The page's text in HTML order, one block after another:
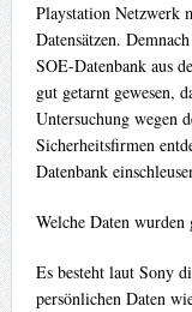
Playstation Netzwerk
Datensätzen.
SOE-Datenbank aus
gut getarnt gewesen,
Untersuchung wegen
Sicherheitsfirmen
Datenbank
Welche Daten wurden
Es besteht laut Sony
persönlichen Daten